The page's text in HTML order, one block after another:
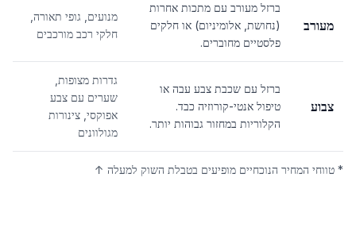
מעורב
ברזל מעורב עם מתכות אחרות
(נחושת, אלומיניום) או חלקים
פלסטיים מחוברים.
מנועים, גופי תאורה,
חלקי רכב מורכבים
צבוע
ברזל עם שכבת צבע עבה או
טיפול אנטי-קורוזיה כבד.
הקלוריות במחזור גבוהות יותר.
גדרות מצופות,
שערים עם צבע
אפוקסי, צינורות
מגולוונים
* טווחי המחיר הנוכחיים מופיעים בטבלת השוק למעלה ↑